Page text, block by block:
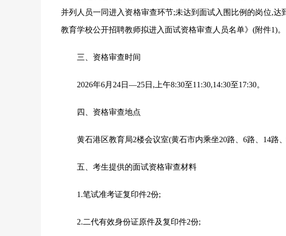
并列人员一同进入资格审查环节;未达到面试入围比例的岗位,
教育学校公开招聘教师拟进入面试资格审查人员名单》(附件1)。
三、资格审查时间
2026年6月24日—25日,上午8:30至11:30,14:30至17:30。
四、资格审查地点
黄石港区教育局2楼会议室(黄石市内乘坐20路、6路、14路
五、考生提供的面试资格审查材料
1.笔试准考证复印件2份;
2.二代有效身份证原件及复印件2份;